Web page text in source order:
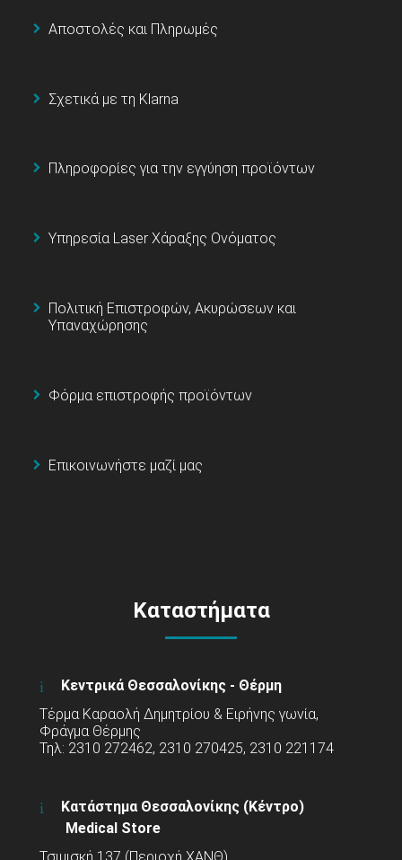
Αποστολές και Πληρωμές
Σχετικά με τη Klarna
Πληροφορίες για την εγγύηση προϊόντων
Υπηρεσία Laser Χάραξης Ονόματος
Πολιτική Επιστροφών, Ακυρώσεων και
Υπαναχώρησης
Φόρμα επιστροφής προϊόντων
Επικοινωνήστε μαζί μας
Καταστήματα
Κεντρικά Θεσσαλονίκης - Θέρμη
Τέρμα Καραολή Δημητρίου & Ειρήνης γωνία,
Φράγμα Θέρμης
Τηλ: 2310 272462, 2310 270425, 2310 221174
Κατάστημα Θεσσαλονίκης (Κέντρο)
Medical Store